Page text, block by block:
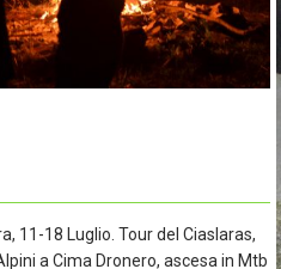
11-18 Luglio. Tour del Ciaslaras,
a Cima Dronero, ascesa in Mtb